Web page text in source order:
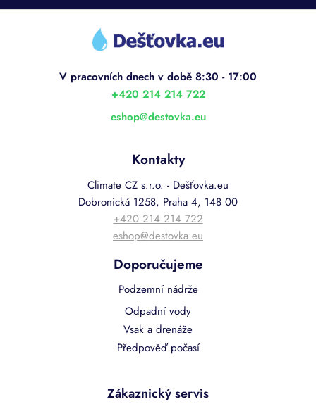
Z
eshop@destovka.eu
+420 214 214 722
Kontakty
Climate CZ s.r.o. - Dešťovka.eu
Dobronická 1258, Praha 4, 148 00
+420 214 214 722
eshop@destovka.eu
Doporučujeme
Podzemní nádrže
Odpadní vody
Vsak a drenáže
Předpověď počasí
Zákaznický servis